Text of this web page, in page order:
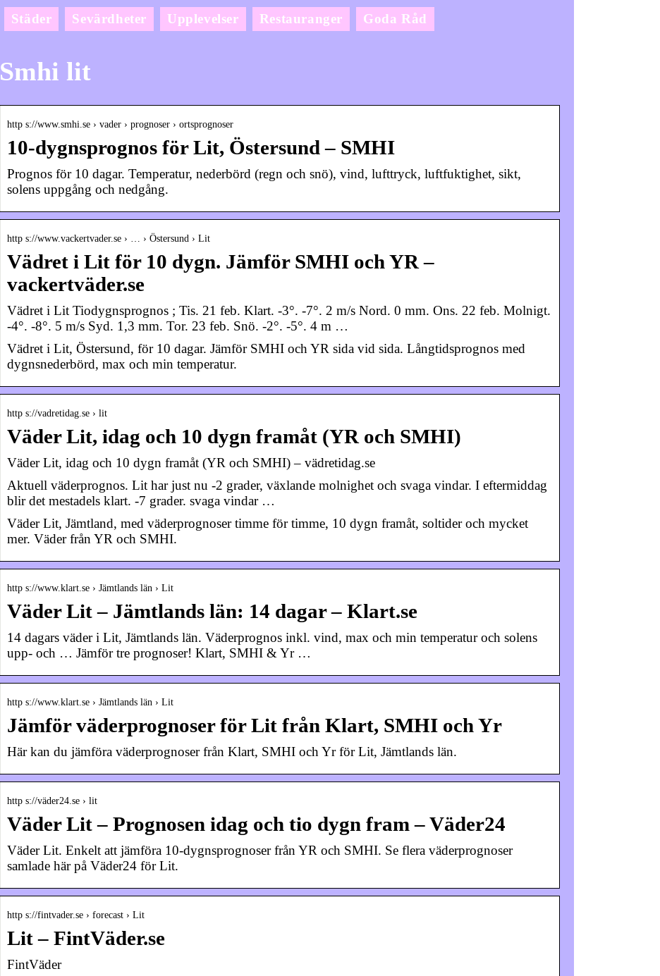
Städer Sevärdheter Upplevelser Restauranger Goda Råd
Smhi lit
http s://www.smhi.se › vader › prognoser › ortsprognoser
10-dygnsprognos för Lit, Östersund – SMHI
Prognos för 10 dagar. Temperatur, nederbörd (regn och snö), vind, lufttryck, luftfuktighet, sikt,
solens uppgång och nedgång.
http s://www.vackertvader.se › … › Östersund › Lit
Vädret i Lit för 10 dygn. Jämför SMHI och YR –
vackertväder.se
Vädret i Lit Tiodygnsprognos ; Tis. 21 feb. Klart. -3°. -7°. 2 m/s Nord. 0 mm. Ons. 22 feb. Molnigt.
-4°. -8°. 5 m/s Syd. 1,3 mm. Tor. 23 feb. Snö. -2°. -5°. 4 m …
Vädret i Lit, Östersund, för 10 dagar. Jämför SMHI och YR sida vid sida. Långtidsprognos med
dygnsnederbörd, max och min temperatur.
http s://vadretidag.se › lit
Väder Lit, idag och 10 dygn framåt (YR och SMHI)
Väder Lit, idag och 10 dygn framåt (YR och SMHI) – vädretidag.se
Aktuell väderprognos. Lit har just nu -2 grader, växlande molnighet och svaga vindar. I eftermiddag
blir det mestadels klart. -7 grader. svaga vindar …
Väder Lit, Jämtland, med väderprognoser timme för timme, 10 dygn framåt, soltider och mycket
mer. Väder från YR och SMHI.
http s://www.klart.se › Jämtlands län › Lit
Väder Lit – Jämtlands län: 14 dagar – Klart.se
14 dagars väder i Lit, Jämtlands län. Väderprognos inkl. vind, max och min temperatur och solens
upp- och … Jämför tre prognoser! Klart, SMHI & Yr …
http s://www.klart.se › Jämtlands län › Lit
Jämför väderprognoser för Lit från Klart, SMHI och Yr
Här kan du jämföra väderprognoser från Klart, SMHI och Yr för Lit, Jämtlands län.
http s://väder24.se › lit
Väder Lit – Prognosen idag och tio dygn fram – Väder24
Väder Lit. Enkelt att jämföra 10-dygnsprognoser från YR och SMHI. Se flera väderprognoser
samlade här på Väder24 för Lit.
http s://fintvader.se › forecast › Lit
Lit – FintVäder.se
FintVäder